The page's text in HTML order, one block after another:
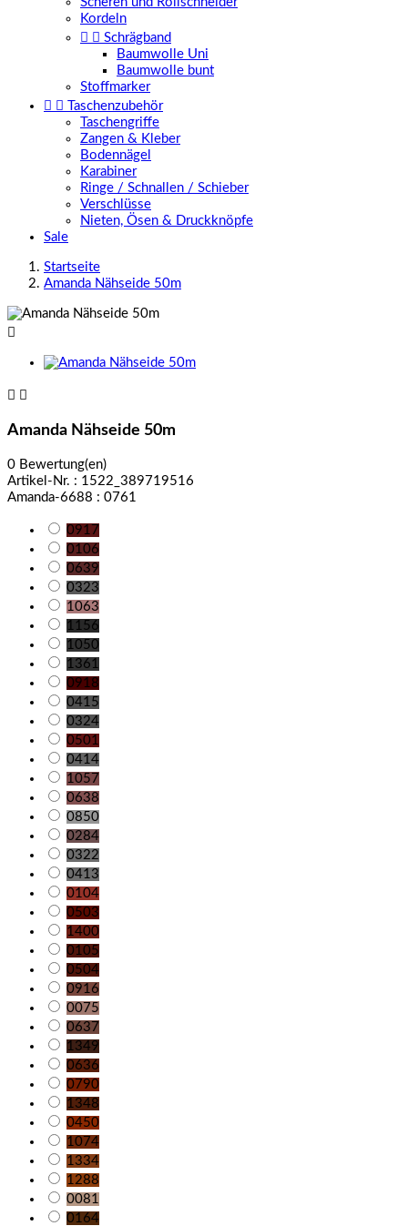
Kordeln
  Schrägband
Baumwolle Uni
Baumwolle bunt
Stoffmarker
 
Taschenzubehör
Taschengriffe
Zangen & Kleber
Bodennägel
Karabiner
Ringe / Schnallen / Schieber
Verschlüsse
Nieten, Ösen & Druckknöpfe
Sale
Startseite
Amanda Nähseide 50m

 
Amanda Nähseide 50m
0 Bewertung(en)
Artikel-Nr. : 1522_389719516
Amanda-6688 : 0761
0917
0106
0639
0323
1063
1156
1050
1361
0918
0415
0324
0501
0414
1057
0638
0850
0284
0322
0413
0104
0503
1400
0105
0504
0916
0075
0637
1349
0636
0790
1348
0450
1074
1334
1288
0081
0164